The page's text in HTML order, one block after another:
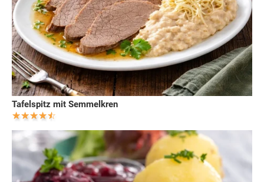
Tafelspitz mit Semmelkren